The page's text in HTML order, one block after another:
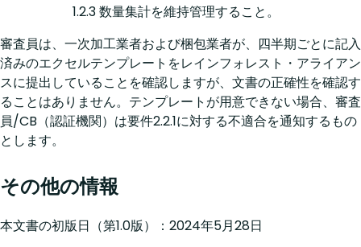
1.2.3 数量集計を維持管理すること。
審査員は、一次加工業者および梱包業者が、四半期ごとに記入
済みのエクセルテンプレートをレインフォレスト・アライアン
スに提出していることを確認しますが、文書の正確性を確認す
ることはありません。テンプレートが用意できない場合、審査
員/CB（認証機関）は要件2.2.1に対する不適合を通知するもの
とします。
その他の情報
本文書の初版日（第1.0版）：2024年5月28日